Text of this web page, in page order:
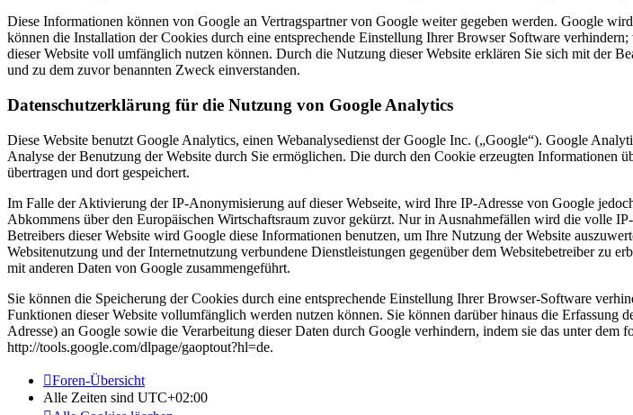
Diese Informationen können von Google an Vertragspartner von Google weiter gegeben werden. Google
können die Installation der Cookies durch eine entsprechende Einstellung Ihrer Browser Software
dieser Website voll umfänglich nutzen können. Durch die Nutzung dieser Website erklären Sie sich mit der
und zu dem zuvor benannten Zweck einverstanden.
Datenschutzerklärung für die Nutzung von Google Analytics
Diese Website benutzt Google Analytics, einen Webanalysedienst der Google Inc. („Google“). Google
Analyse der Benutzung der Website durch Sie ermöglichen. Die durch den Cookie erzeugten
übertragen und dort gespeichert.
Im Falle der Aktivierung der IP-Anonymisierung auf dieser Webseite, wird Ihre IP-Adresse von Google
Abkommens über den Europäischen Wirtschaftsraum zuvor gekürzt. Nur in Ausnahmefällen wird die volle
Betreibers dieser Website wird Google diese Informationen benutzen, um Ihre Nutzung der Website
Websitenutzung und der Internetnutzung verbundene Dienstleistungen gegenüber dem Websitebetreiber
mit anderen Daten von Google zusammengeführt.
Sie können die Speicherung der Cookies durch eine entsprechende Einstellung Ihrer Browser-Software
Funktionen dieser Website vollumfänglich werden nutzen können. Sie können darüber hinaus die
Adresse) an Google sowie die Verarbeitung dieser Daten durch Google verhindern, indem sie das unter
http://tools.google.com/dlpage/gaoptout?hl=de.
Foren-Übersicht
Alle Zeiten sind UTC+02:00